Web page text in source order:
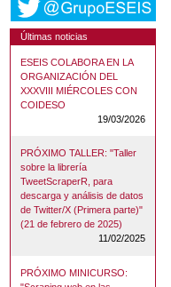
Últimas noticias
ESEIS COLABORA EN LA
ORGANIZACIÓN DEL
XXXVIII MIÉRCOLES CON
COIDESO
19/03/2026
PRÓXIMO TALLER: "Taller
sobre la librería
TweetScraperR, para
descarga y análisis de datos
de Twitter/X (Primera parte)"
(21 de febrero de 2025)
11/02/2025
PRÓXIMO MINICURSO: